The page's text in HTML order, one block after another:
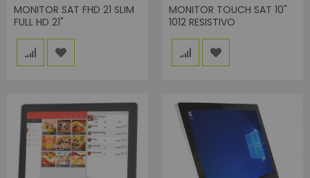
MONITOR SAT FHD 21 SLIM
FULL HD 21"
MONITOR TOUCH SAT 10"
1012 RESISTIVO